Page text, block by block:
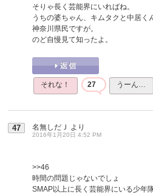
そりゃ長く芸能界にいればね。
うちの婆ちゃん、キムタクと中居く
神奈川県民ですが。
のど自慢見て知ったよ。
それな！ 27 うーん…
47 名無しだＪ より
2016年1月20日 4:52 PM
>>46
時間の問題じゃないでしょ
SMAP以上に長く芸能界にいる少年